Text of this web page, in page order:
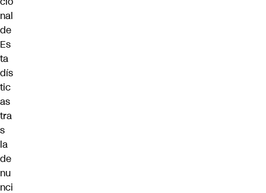
nal
de
Es
ta
dís
tic
as
tra
s
la
de
nu
nci